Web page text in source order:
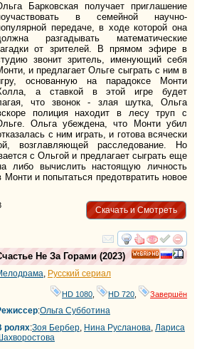
Барковская получает приглашение
в семейной научно-
передаче, в ходе которой она
разгадывать математические
от зрителей. В прямом эфире в
звонит зритель, именующий себя
и предлагает Ольге сыграть с ним в
основанную на парадоксе Монти
а ставкой в этой игре будет
что звонок - злая шутка, Ольга
полиция находит в лесу труп с
Ольга убеждена, что Монти убил
с ним играть, и готова всячески
возглавляющей расследование. Но
с Ольгой и предлагает сыграть еще
либо вычислить настоящую личность
и попытаться предотвратить новое
Скачать и Смотреть
смотреть
HD
Не За Горами (2023)
, Русский сериал
HD 1080 HD 720 Завершён
:Ольга Субботина
ролях:Зоя Бербер, Нина Русланова, Лариса